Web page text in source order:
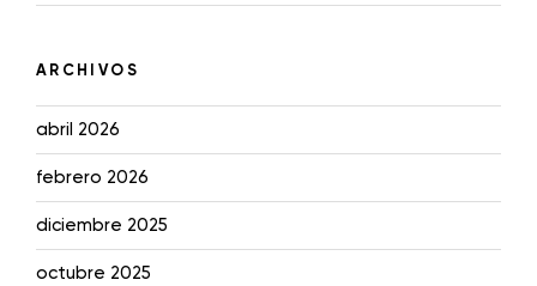
ARCHIVOS
abril 2026
febrero 2026
diciembre 2025
octubre 2025